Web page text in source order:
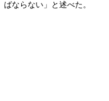
ばならない」と述べた。